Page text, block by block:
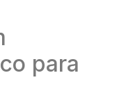
para